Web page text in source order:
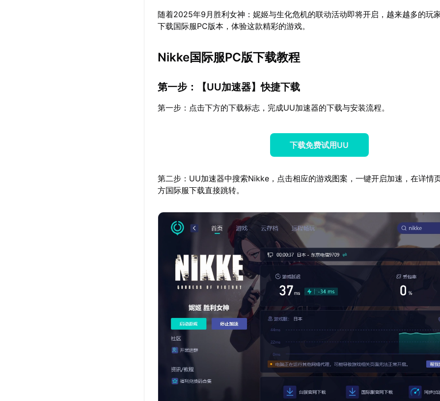
随着2025年9月胜利女神：妮姬与生化危机的联动活动即将开启，越来越多的玩
下载国际服PC版本，体验这款精彩的游戏。
Nikke国际服PC版下载教程
第一步：【UU加速器】快捷下载
第一步：点击下方的下载标志，完成UU加速器的下载与安装流程。
下载免费试用UU
第二步：UU加速器中搜索Nikke，点击相应的游戏图案，一键开启加速，在详情
方国际服下载直接跳转。